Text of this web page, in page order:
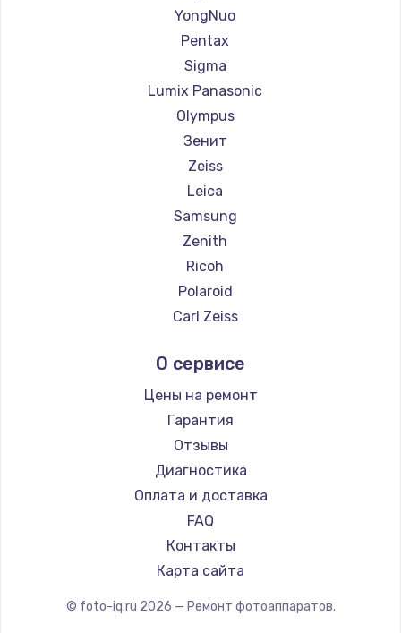
Заказать
Замена сигнальной лампы
1200 руб.
Заказать
Замена системной платы
1500 руб.
Заказать
Замена температурного датчика
2500 руб.
Заказать
Замена электроконфорки
Заказать
Заказать
1300 руб.
Заказать
YongNuo
Pentax
Sigma
Lumix Panasonic
Olympus
Зенит
Zeiss
Leica
Samsung
Zenith
Ricoh
Polaroid
Carl Zeiss
LUMIX
Kodak
О сервисе
Цены на ремонт
Гарантия
Отзывы
Диагностика
Оплата и доставка
FAQ
Контакты
Карта сайта
© foto-iq.ru 2026 — Ремонт фотоаппаратов.